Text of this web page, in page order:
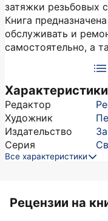
затяжки резьбовых
Книга
обслуживать и
самостоятельно, а
Характеристики
Редактор
Художник
Издательство
Серия
Все характеристики
Рецензии на